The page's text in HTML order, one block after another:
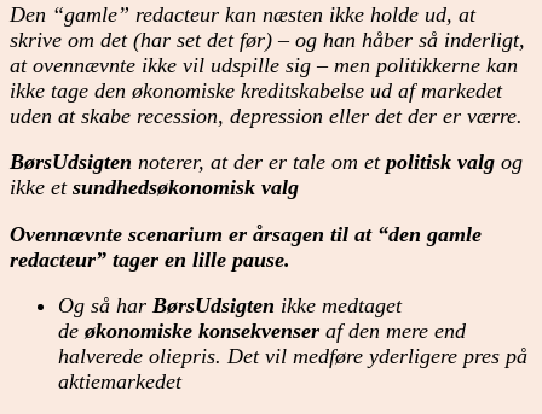
Den “gamle” redacteur kan næsten ikke holde ud, at
skrive om det (har set det før) – og han håber så inderligt,
at ovennævnte ikke vil udspille sig – men politikkerne kan
ikke tage den økonomiske kreditskabelse ud af markedet
uden at skabe recession, depression eller det der er værre.
BørsUdsigten noterer, at der er tale om et politisk valg og
ikke et sundhedsøkonomisk valg
Ovennævnte scenarium er årsagen til at “den gamle
redacteur” tager en lille pause.
Og så har BørsUdsigten ikke medtaget
de økonomiske konsekvenser af den mere end
halverede oliepris. Det vil medføre yderligere pres på
aktiemarkedet